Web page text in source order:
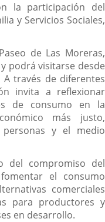
la participación del
y Servicios Sociales,
de Las Moreras,
podrá visitarse desde
través de diferentes
invita a reflexionar
de consumo en la
más justo,
y el medio
del compromiso del
el consumo
comerciales
para productores y
en desarrollo.